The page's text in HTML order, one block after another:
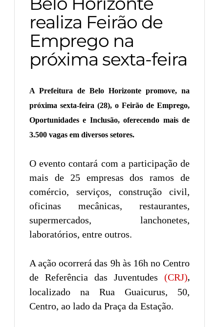
realiza Feirão de
Emprego na
próxima sexta-feira
A Prefeitura de Belo Horizonte promove, na
próxima sexta-feira (28), o Feirão de Emprego,
Oportunidades e Inclusão, oferecendo mais de
3.500 vagas em diversos setores.
O evento contará com a participação de
mais de 25 empresas dos ramos de
comércio, serviços, construção civil,
oficinas mecânicas, restaurantes,
supermercados, lanchonetes,
laboratórios, entre outros.
A ação ocorrerá das 9h às 16h no Centro
de Referência das Juventudes (CRJ),
localizado na Rua Guaicurus, 50,
Centro, ao lado da Praça da Estação.